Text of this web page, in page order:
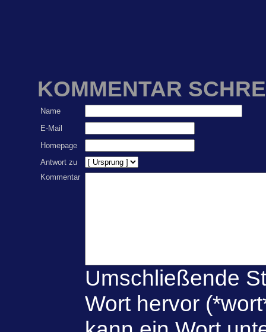
KOMMENTAR
Name
E-Mail
Homepage
Antwort zu
Kommentar
Umschließende
Wort hervor